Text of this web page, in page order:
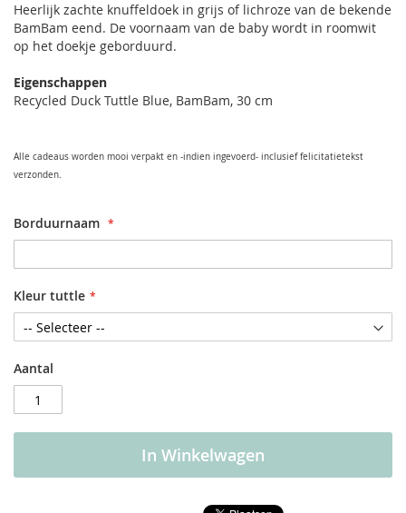
Heerlijk zachte knuffeldoek in grijs of lichroze van de bekende
BamBam eend. De voornaam van de baby wordt in roomwit
op het doekje geborduurd.
Eigenschappen
Recycled Duck Tuttle Blue, BamBam, 30 cm
Alle cadeaus worden mooi verpakt en -indien ingevoerd- inclusief felicitatietekst
verzonden.
Borduurnaam
Kleur tuttle
Aantal
In Winkelwagen